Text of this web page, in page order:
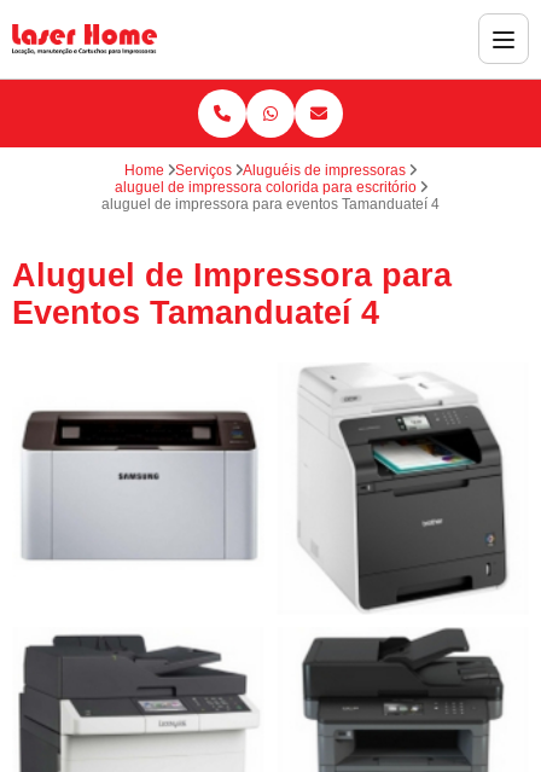
Home Serviços
Aluguéis de impressoras
aluguel de impressora colorida para escritório
aluguel de impressora para eventos Tamanduateí 4
Aluguel de Impressora para
Eventos Tamanduateí 4